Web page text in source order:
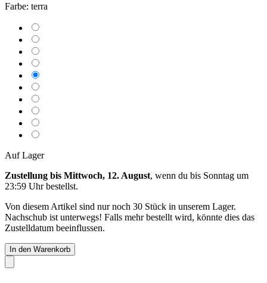
Farbe: terra
Auf Lager
Zustellung bis Mittwoch, 12. August, wenn du bis Sonntag um
23:59 Uhrbestellst.
Von diesem Artikel sind nur noch 30 Stück in unserem Lager.
Nachschub ist unterwegs! Falls mehr bestellt wird, könnte dies das
Zustelldatum beeinflussen.
In den Warenkorb